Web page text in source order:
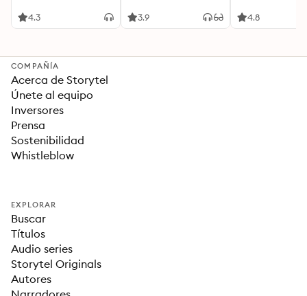
Ideas Revolucionarias
4.3 3.9 4.8
COMPAÑÍA
Acerca de Storytel
Únete al equipo
Inversores
Prensa
Sostenibilidad
Whistleblow
EXPLORAR
Buscar
Títulos
Audio series
Storytel Originals
Autores